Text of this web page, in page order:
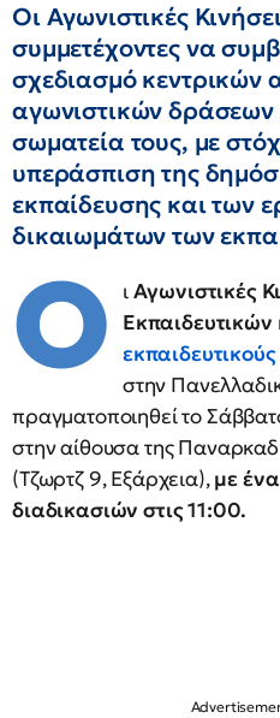
Οι Αγωνιστικές
συμμετέχοντες να
σχεδιασμό κεντρικών
αγωνιστικών
σωματεία τους, με
υπεράσπιση της
εκπαίδευσης και των
δικαιωμάτων των
Ο ιΑγωνιστικές
Εκπαιδευτικών
εκπαιδευτικούς
στην
πραγματοποιηθεί το
στην αίθουσα της
(Τζωρτζ 9, Εξάρχεια),με
διαδικασιών στις 11:00.